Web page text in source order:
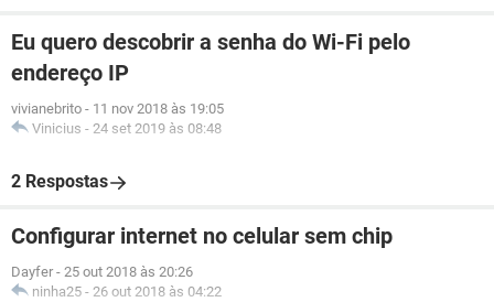
Eu quero descobrir a senha do Wi-Fi pelo
endereço IP
vivianebrito - 11 nov 2018 às 19:05
Vinicius - 24 set 2019 às 08:48
2 Respostas
Configurar internet no celular sem chip
Dayfer - 25 out 2018 às 20:26
ninha25 - 26 out 2018 às 04:22